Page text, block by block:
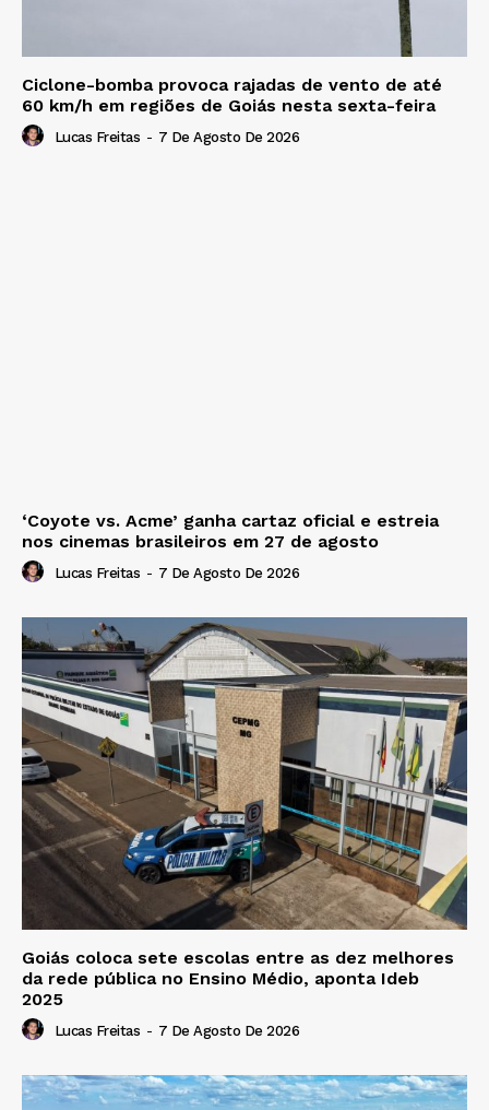
Ciclone-bomba provoca rajadas de vento de até
60 km/h em regiões de Goiás nesta sexta-feira
Lucas Freitas - 7 De Agosto De 2026
‘Coyote vs. Acme’ ganha cartaz oficial e estreia
nos cinemas brasileiros em 27 de agosto
Lucas Freitas - 7 De Agosto De 2026
Goiás coloca sete escolas entre as dez melhores
da rede pública no Ensino Médio, aponta Ideb
2025
Lucas Freitas - 7 De Agosto De 2026